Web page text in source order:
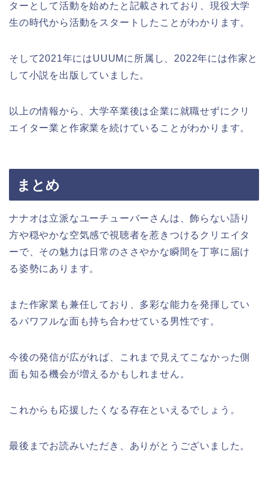
ターとして活動を始めたと記載されており、現役大学
生の時代から活動をスタートしたことがわかります。
そして2021年にはUUUMに所属し、2022年には作家と
して小説を出版していました。
以上の情報から、大学卒業後は企業に就職せずにクリ
エイター業と作家業を続けていることがわかります。
まとめ
ナナオは立派なユーチューバーさんは、飾らない語り
方や穏やかな空気感で視聴者を惹きつけるクリエイタ
ーで、その魅力は日常のささやかな瞬間を丁寧に届け
る姿勢にあります。
また作家業も兼任しており、多彩な能力を発揮してい
るパワフルな面も持ち合わせている男性です。
今後の発信が広がれば、これまで見えてこなかった側
面も知る機会が増えるかもしれません。
これからも応援したくなる存在といえるでしょう。
最後までお読みいただき、ありがとうございました。